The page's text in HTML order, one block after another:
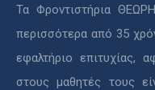
Τα Φροντιστήρια
περισσότερα από 35
εφαλτήριο επιτυχίας,
στους μαθητές τους